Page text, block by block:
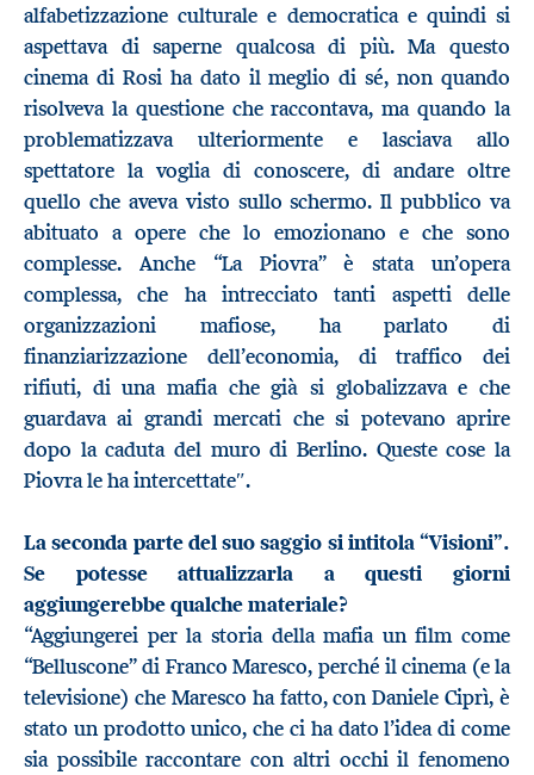
alfabetizzazione culturale e democratica e quindi si
aspettava di saperne qualcosa di più. Ma questo
cinema di Rosi ha dato il meglio di sé, non quando
risolveva la questione che raccontava, ma quando la
problematizzava ulteriormente e lasciava allo
spettatore la voglia di conoscere, di andare oltre
quello che aveva visto sullo schermo. Il pubblico va
abituato a opere che lo emozionano e che sono
complesse. Anche “La Piovra” è stata un’opera
complessa, che ha intrecciato tanti aspetti delle
organizzazioni mafiose, ha parlato di
finanziarizzazione dell’economia, di traffico dei
rifiuti, di una mafia che già si globalizzava e che
guardava ai grandi mercati che si potevano aprire
dopo la caduta del muro di Berlino. Queste cose la
Piovra le ha intercettate″.
La seconda parte del suo saggio si intitola “Visioni”.
Se potesse attualizzarla a questi giorni
aggiungerebbe qualche materiale?
“Aggiungerei per la storia della mafia un film come
“Belluscone” di Franco Maresco, perché il cinema (e la
televisione) che Maresco ha fatto, con Daniele Ciprì, è
stato un prodotto unico, che ci ha dato l’idea di come
sia possibile raccontare con altri occhi il fenomeno